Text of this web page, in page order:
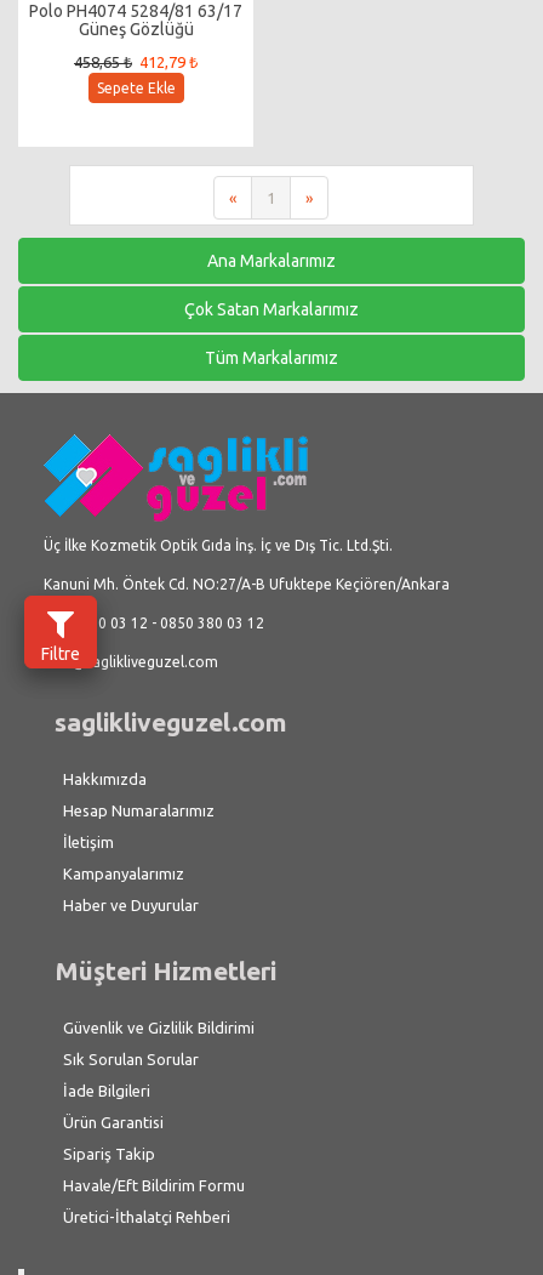
Polo PH4074 5284/81 63/17
Güneş Gözlüğü
458,65 ₺ 412,79 ₺
Sepete Ekle
« 1 »
Filtre
Ana Markalarımız
Çok Satan Markalarımız
Tüm Markalarımız
Üç İlke Kozmetik Optik Gıda İnş. İç ve Dış Tic. Ltd.Şti.
Kanuni Mh. Öntek Cd. NO:27/A-B Ufuktepe Keçiören/Ankara
0312 380 03 12 - 0850 380 03 12
info@saglikliveguzel.com
saglikliveguzel.com
Hakkımızda
Hesap Numaralarımız
İletişim
Kampanyalarımız
Haber ve Duyurular
Müşteri Hizmetleri
Güvenlik ve Gizlilik Bildirimi
Sık Sorulan Sorular
İade Bilgileri
Ürün Garantisi
Sipariş Takip
Havale/Eft Bildirim Formu
Üretici-İthalatçi Rehberi